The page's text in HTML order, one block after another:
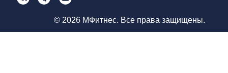
© 2026 МФитнес. Все права защищены.